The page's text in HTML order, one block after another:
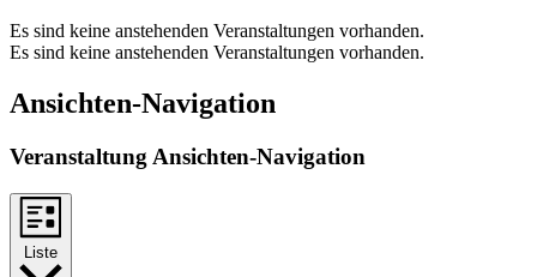
Es sind keine anstehenden Veranstaltungen vorhanden.
Es sind keine anstehenden Veranstaltungen vorhanden.
Ansichten-Navigation
Veranstaltung Ansichten-Navigation
Liste